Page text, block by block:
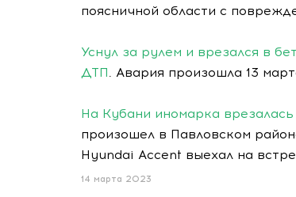
поясничной области с
Уснул за рулем и врезался в
ДТП
. Авария произошла 13
На Кубани иномарка
произошел в Павловском
Hyundai Accent выехал на
14 марта 2023